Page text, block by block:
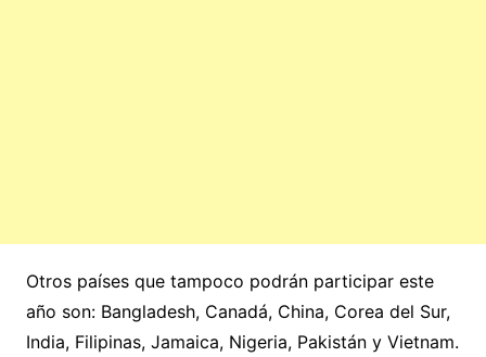
Otros países que tampoco podrán participar este
año son: Bangladesh, Canadá, China, Corea del Sur,
India, Filipinas, Jamaica, Nigeria, Pakistán y Vietnam.